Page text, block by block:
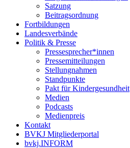
Satzung
Beitragsordnung
Fortbildungen
Landesverbände
Politik & Presse
Pressesprecher*innen
Pressemitteilungen
Stellungnahmen
Standpunkte
Pakt für Kindergesundheit
Medien
Podcasts
Medienpreis
Kontakt
BVKJ Mitgliederportal
bvkj.INFORM